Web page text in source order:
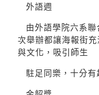
外語週
由外語學院六系
次舉辦都讓海報街
與文化，吸引師生
駐足同樂，十分有